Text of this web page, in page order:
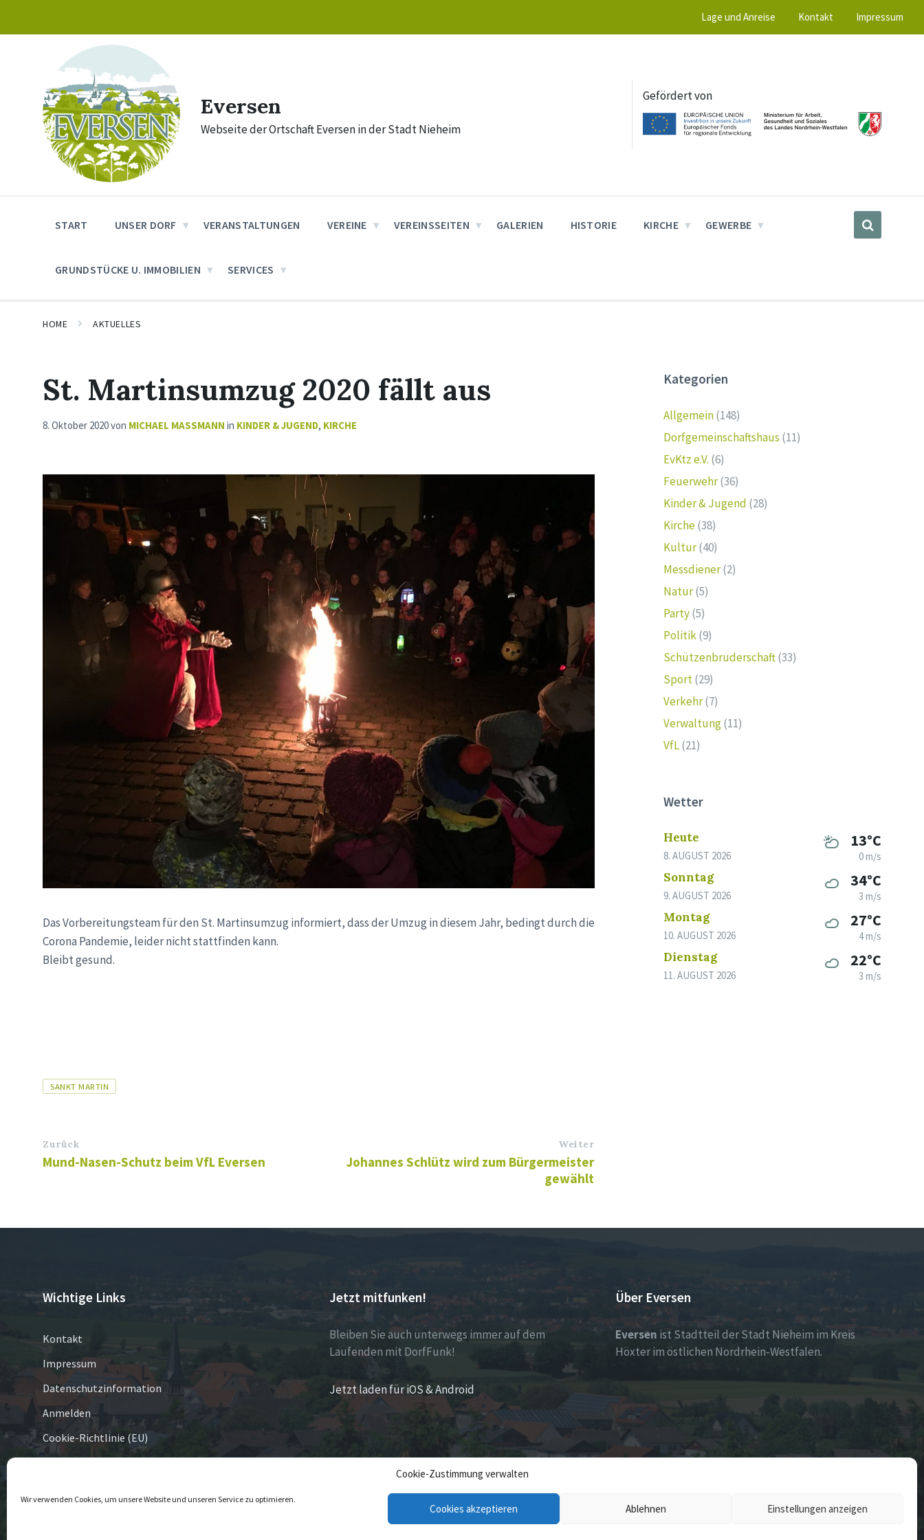
Cookie-Zustimmung verwalten
Wir verwenden Cookies, um unsere Website und unseren Service zu optimieren.
Cookies akzeptieren Ablehnen Einstellungen anzeigen
content
main
footer
Lage und Anreise Kontakt Impressum
Eversen
Webseite der Ortschaft Eversen in der Stadt Nieheim
Gefördert von
START UNSER DORF VERANSTALTUNGEN VEREINE VEREINSSEITEN GALERIEN HISTORIE KIRCHE GEWERBE
GRUNDSTÜCKE U. IMMOBILIEN SERVICES
HOME AKTUELLES
St. Martinsumzug 2020 fällt aus
8. Oktober 2020von MICHAEL MASSMANN in KINDER & JUGEND, KIRCHE
Das Vorbereitungsteam für den St. Martinsumzug informiert, dass der Umzug in diesem Jahr, bedingt durch die
Corona Pandemie, leider nicht stattfinden kann.
Bleibt gesund.
Tags
SANKT MARTIN
Zurück
Mund-Nasen-Schutz beim VfL Eversen
Weiter
Johannes Schlütz wird zum Bürgermeister
gewählt
Kategorien
Allgemein(148)
Dorfgemeinschaftshaus (11)
EvKtz e.V. (6)
Feuerwehr(36)
Kinder & Jugend (28)
Kirche(38)
Kultur(40)
Messdiener(2)
Natur(5)
Party(5)
Politik(9)
Schützenbruderschaft(33)
Sport(29)
Verkehr(7)
Verwaltung(11)
VfL(21)
Wetter
Heute
8. AUGUST 2026
13°C
0 m/s
Sonntag
9. AUGUST 2026
34°C
3 m/s
Montag
10. AUGUST 2026
27°C
4 m/s
Dienstag
11. AUGUST 2026
22°C
3 m/s
Wichtige Links
Kontakt
Impressum
Datenschutzinformation
Anmelden
Cookie-Richtlinie (EU)
Jetzt mitfunken!
Bleiben Sie auch unterwegs immer auf dem
Laufenden mit DorfFunk!
Jetzt laden für iOS & Android
Über Eversen
Eversen ist Stadtteil der Stadt Nieheim im Kreis
Höxter im östlichen Nordrhein-Westfalen.